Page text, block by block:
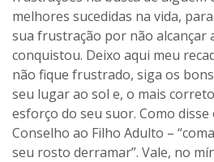
melhores sucedidas na vida,
sua frustração por não alcançar
conquistou. Deixo aqui meu
não fique frustrado, siga os
seu lugar ao sol e, o mais
esforço do seu suor. Como disse
Conselho ao Filho Adulto –
seu rosto derramar”. Vale, no